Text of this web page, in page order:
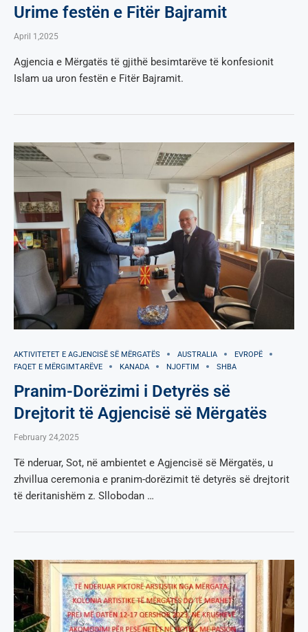
Urime festën e Fitër Bajramit
April 1,2025
Agjencia e Mërgatës të gjithë besimtarëve të konfesionit
Islam ua uron festën e Fitër Bajramit.
AKTIVITETET E AGJENCISË SË МËRGATËS AUSTRALIA
EVROPË
FAQET E MËRGIMTARËVE
KANADA NJOFTIM SHBA
Pranim-Dorëzimi i Detyrës së
Drejtorit të Agjencisë së Mërgatës
February 24,2025
Të nderuar, Sot, në ambientet e Agjencisë së Mërgatës, u
zhvillua ceremonia e pranim-dorëzimit të detyrës së drejtorit
të deritanishëm z. Sllobodan …